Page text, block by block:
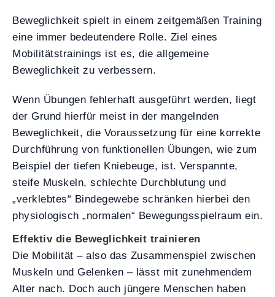
Beweglichkeit spielt in einem zeitgemäßen Training
eine immer bedeutendere Rolle. Ziel eines
Mobilitätstrainings ist es, die allgemeine
Beweglichkeit zu verbessern.
Wenn Übungen fehlerhaft ausgeführt werden, liegt
der Grund hierfür meist in der mangelnden
Beweglichkeit, die Voraussetzung für eine korrekte
Durchführung von funktionellen Übungen, wie zum
Beispiel der tiefen Kniebeuge, ist. Verspannte,
steife Muskeln, schlechte Durchblutung und
„verklebtes“ Bindegewebe schränken hierbei den
physiologisch „normalen“ Bewegungsspielraum ein.
Effektiv die Beweglichkeit trainieren
Die Mobilität – also das Zusammenspiel zwischen
Muskeln und Gelenken – lässt mit zunehmendem
Alter nach. Doch auch jüngere Menschen haben